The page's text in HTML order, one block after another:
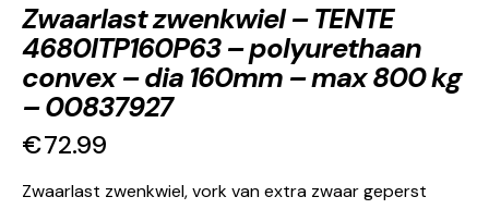
Zwaarlast zwenkwiel – TENTE
4680ITP160P63 – polyurethaan
convex – dia 160mm – max 800 kg
– 00837927
€72.99
Zwaarlast zwenkwiel, vork van extra zwaar geperst